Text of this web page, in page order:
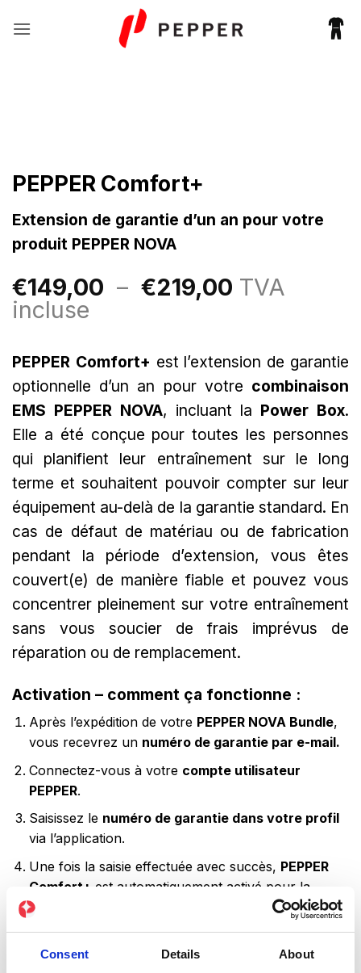
Consent Details About
au
PEPPER Comfort+
Extension de garantie d’un an pour votre
produit PEPPER NOVA
€149,00 – €219,00 Plage
€149,00
à
€219,00
TVA
incluse
PEPPER Comfort+ est l’extension de garantie
optionnelle d’un an pour votre combinaison
EMS PEPPER NOVA, incluant la Power Box.
Elle a été conçue pour toutes les personnes
qui planifient leur entraînement sur le long
terme et souhaitent pouvoir compter sur leur
équipement au-delà de la garantie standard. En
cas de défaut de matériau ou de fabrication
pendant la période d’extension, vous êtes
couvert(e) de manière fiable et pouvez vous
concentrer pleinement sur votre entraînement
sans vous soucier de frais imprévus de
réparation ou de remplacement.
Activation – comment ça fonctionne :
Après l’expédition de votre PEPPER NOVA Bundle,
vous recevrez un numéro de garantie par e-mail.
Connectez-vous à votre compte utilisateur
PEPPER.
Saisissez le numéro de garantie dans votre profil
via l’application.
Une fois la saisie effectuée avec succès, PEPPER
Comfort+ est automatiquement activé pour la
combinaison et la Power Box
activation réussie dans l’application.